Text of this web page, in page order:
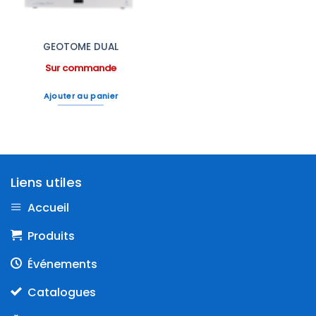
GEOTOME DUAL
Sur commande
Ajouter au panier
Liens utiles
Accueil
Produits
Événements
Catalogues